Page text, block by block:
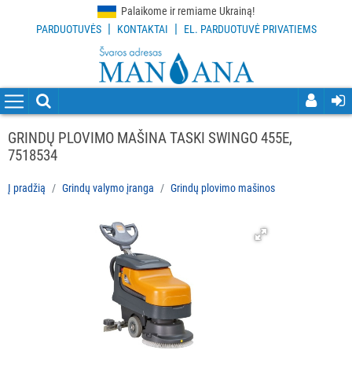
Palaikome ir remiame Ukrainą!
PARDUOTUVĖS | KONTAKTAI | EL. PARDUOTUVĖ PRIVATIEMS
VALYMO
PRIEMONĖS
VALYMO
GRINDŲ PLOVIMO MAŠINA TASKI SWINGO 455E,
7518534
Į pradžią Grindų valymo įranga Grindų plovimo mašinos